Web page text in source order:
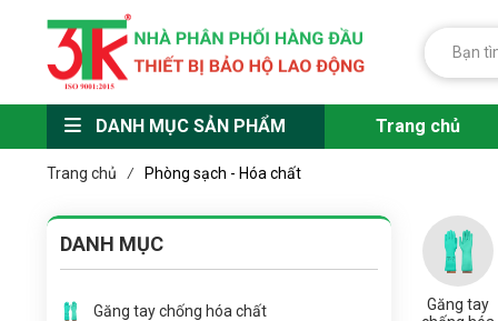
DANH MỤC SẢN PHẨM Trang chủ
Trang chủ / Phòng sạch - Hóa chất
DANH MỤC
Găng tay chống hóa chất
Găng tay